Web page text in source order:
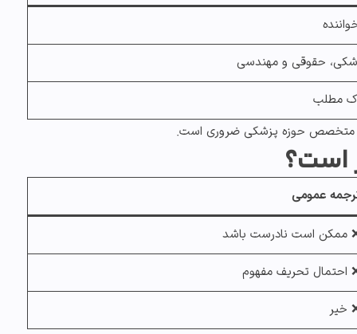
حقوقی و مهندسی
مطلب
متخصص حوزه پزشکی ضروری است.
عمومی
ممکن است نادرست باشد
احتمال تحریف مفهوم
خیر